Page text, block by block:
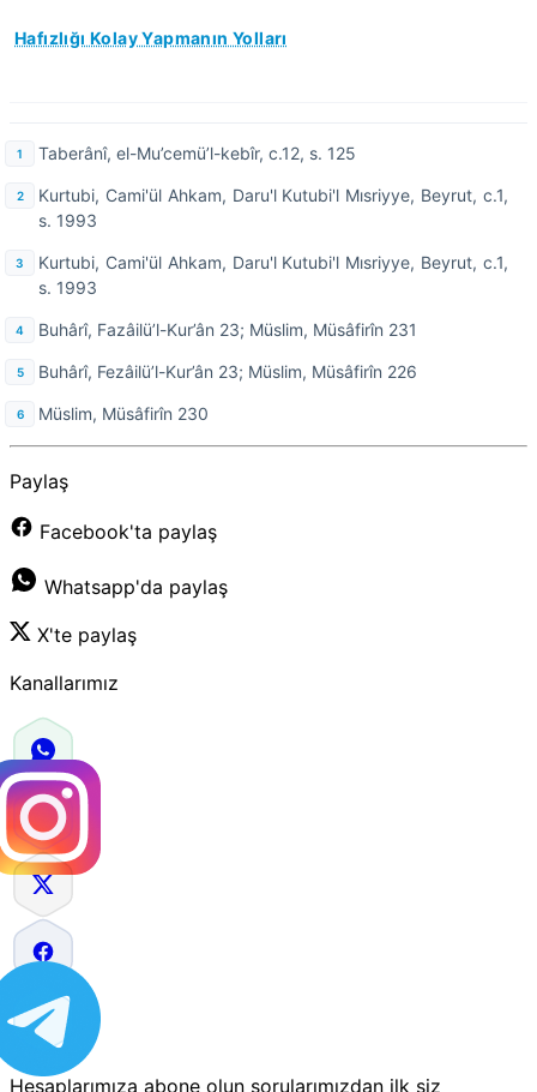
Hafızlığı Kolay Yapmanın Yolları
Taberânî, el-Mu’cemü’l-kebîr, c.12, s. 125
Kurtubi, Cami'ül Ahkam, Daru'l Kutubi'l Mısriyye, Beyrut, c.1,
s. 1993
Kurtubi, Cami'ül Ahkam, Daru'l Kutubi'l Mısriyye, Beyrut, c.1,
s. 1993
Buhârî, Fazâilü’l-Kur’ân 23; Müslim, Müsâfirîn 231
Buhârî, Fezâilü’l-Kur’ân 23; Müslim, Müsâfirîn 226
Müslim, Müsâfirîn 230
Paylaş
Facebook'ta paylaş
Whatsapp'da paylaş
X'te paylaş
Kanallarımız
Hesaplarımıza abone olun sorularımızdan ilk siz